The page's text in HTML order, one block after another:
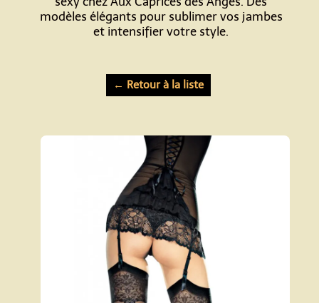
modèles élégants pour sublimer vos jambes
et intensifier votre style.
← Retour à la liste